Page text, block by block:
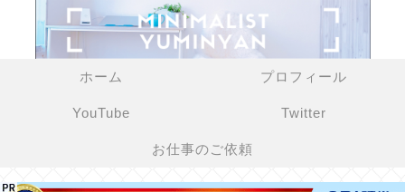
ホーム プロフィール
YouTube Twitter
お仕事のご依頼